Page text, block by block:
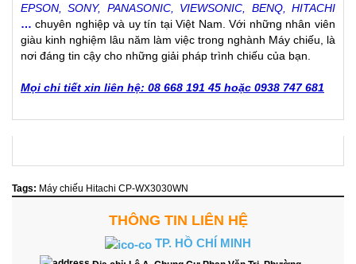
EPSON, SONY, PANASONIC, VIEWSONIC, BENQ, HITACHI
… chuyên nghiệp và uy tín tại Việt Nam. Với những nhân viên
giàu kinh nghiệm lâu năm làm việc trong nghành Máy chiếu, là
nơi đáng tin cậy cho những giải pháp trình chiếu của bạn.
Mọi chi tiết xin liên hệ: 08 668 191 45 hoặc 0938 747 681
Tags: Máy chiếu Hitachi CP-WX3030WN
THÔNG TIN LIÊN HỆ
TP. HỒ CHÍ MINH